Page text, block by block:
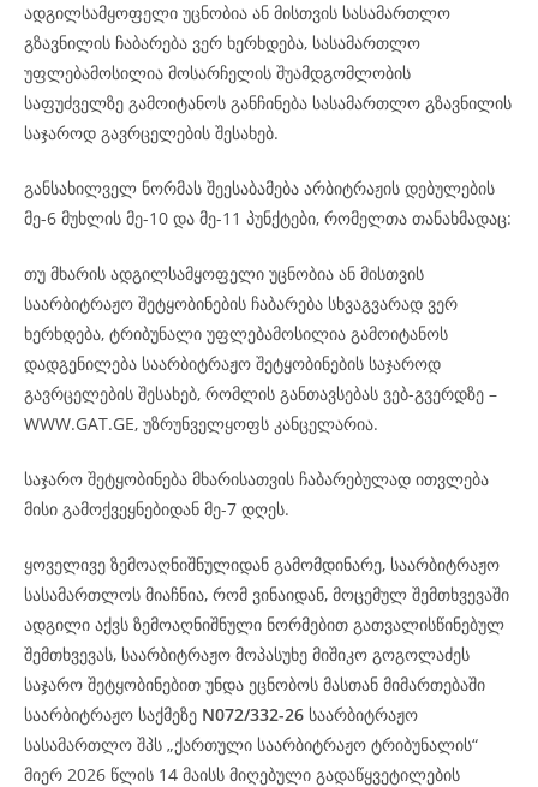
ადგილსამყოფელი უცნობია ან მისთვის სასამართლო
გზავნილის ჩაბარება ვერ ხერხდება, სასამართლო
უფლებამოსილია მოსარჩელის შუამდგომლობის
საფუძველზე გამოიტანოს განჩინება სასამართლო გზავნილის
საჯაროდ გავრცელების შესახებ.
განსახილველ ნორმას შეესაბამება არბიტრაჟის დებულების
მე-6 მუხლის მე-10 და მე-11 პუნქტები, რომელთა თანახმადაც:
თუ მხარის ადგილსამყოფელი უცნობია ან მისთვის
საარბიტრაჟო შეტყობინების ჩაბარება სხვაგვარად ვერ
ხერხდება, ტრიბუნალი უფლებამოსილია გამოიტანოს
დადგენილება საარბიტრაჟო შეტყობინების საჯაროდ
გავრცელების შესახებ, რომლის განთავსებას ვებ-გვერდზე –
WWW.GAT.GE, უზრუნველყოფს კანცელარია.
საჯარო შეტყობინება მხარისათვის ჩაბარებულად ითვლება
მისი გამოქვეყნებიდან მე-7 დღეს.
ყოველივე ზემოაღნიშნულიდან გამომდინარე, საარბიტრაჟო
სასამართლოს მიაჩნია, რომ ვინაიდან, მოცემულ შემთხვევაში
ადგილი აქვს ზემოაღნიშნული ნორმებით გათვალისწინებულ
შემთხვევას, საარბიტრაჟო მოპასუხე მიშიკო გოგოლაძეს
საჯარო შეტყობინებით უნდა ეცნობოს მასთან მიმართებაში
საარბიტრაჟო საქმეზე N072/332-26 საარბიტრაჟო
სასამართლო შპს „ქართული საარბიტრაჟო ტრიბუნალის“
მიერ 2026 წლის 14 მაისს მიღებული გადაწყვეტილების